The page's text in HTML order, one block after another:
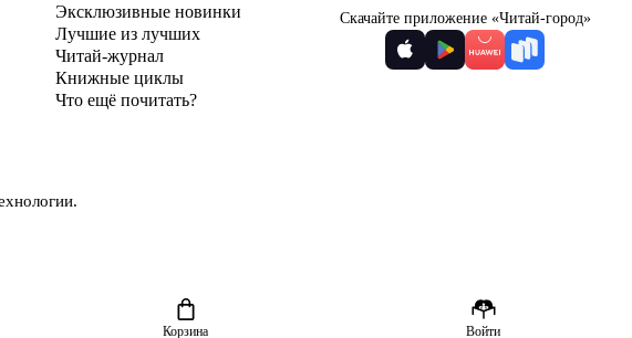
Корзина Войти
Эксклюзивные новинки
Лучшие из лучших
Читай-журнал
Книжные циклы
Что ещё почитать?
.
Скачайте приложение «Читай-город»